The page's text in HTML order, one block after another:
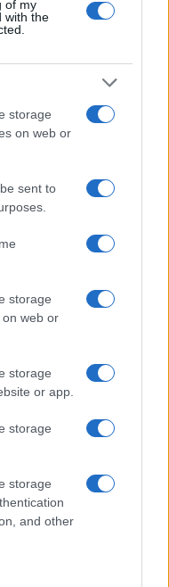
of my
with the
storage
on web or
sent to
storage
web or
storage
or app.
storage
storage
and other